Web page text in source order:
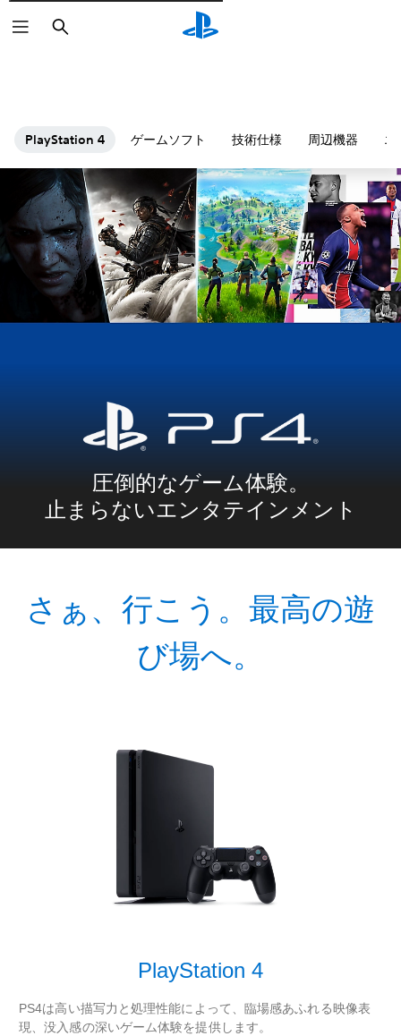
検
索
PlayStation 4 ゲームソフト 技術仕様 周辺機器 エ
圧倒的なゲーム体験。
止まらないエンタテインメント
さぁ、行こう。最高の遊
び場へ。
PlayStation 4
PS4は高い描写力と処理性能によって、臨場感あふれる映像表
現、没入感の深いゲーム体験を提供します。